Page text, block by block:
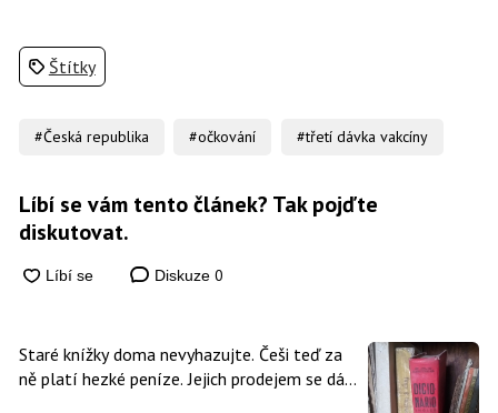
Štítky
#Česká republika #očkování #třetí dávka vakcíny
Líbí se vám tento článek? Tak pojďte
diskutovat.
Diskuze 0
Staré knížky doma nevyhazujte. Češi teď za
ně platí hezké peníze. Jejich prodejem se dá